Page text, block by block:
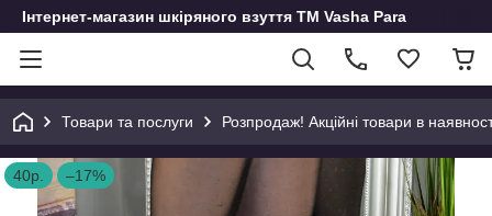
Інтернет-магазин шкіряного взуття ТМ Vasha Para
Товари та послуги Розпродаж! Акційні товари в
40р. –17%